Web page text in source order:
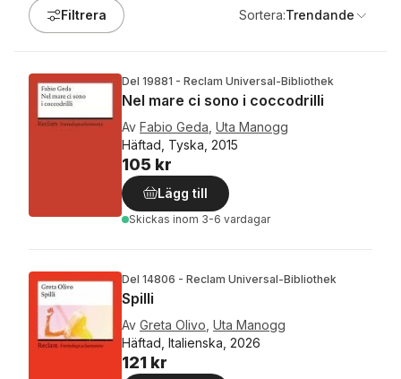
Filtrera Sortera:Trendande
Del 19881 - Reclam Universal-Bibliothek
Nel mare ci sono i coccodrilli
Av Fabio Geda Uta Manogg
Häftad, Tyska, 2015
105 kr
Lägg till
Skickas inom 3-6 vardagar
Del 14806 - Reclam Universal-Bibliothek
Spilli
Av Greta Olivo Uta Manogg
Häftad, Italienska, 2026
121 kr